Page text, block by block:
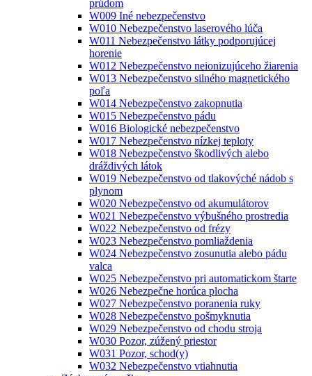
prúdom
W009 Iné nebezpečenstvo
W010 Nebezpečenstvo laserového lúča
W011 Nebezpečenstvo látky podporujúcej
horenie
W012 Nebezpečenstvo neionizujúceho žiarenia
W013 Nebezpečenstvo silného magnetického
poľa
W014 Nebezpečenstvo zakopnutia
W015 Nebezpečenstvo pádu
W016 Biologické nebezpečenstvo
W017 Nebezpečenstvo nízkej teploty
W018 Nebezpečenstvo škodlivých alebo
dráždivých látok
W019 Nebezpečenstvo od tlakovýché nádob s
plynom
W020 Nebezpečenstvo od akumulátorov
W021 Nebezpečenstvo výbušného prostredia
W022 Nebezpečenstvo od frézy
W023 Nebezpečenstvo pomliaždenia
W024 Nebezpečenstvo zosunutia alebo pádu
valca
W025 Nebezpečenstvo pri automatickom štarte
W026 Nebezpečne horúca plocha
W027 Nebezpečenstvo poranenia ruky
W028 Nebezpečenstvo pošmyknutia
W029 Nebezpečenstvo od chodu stroja
W030 Pozor, zúžený priestor
W031 Pozor, schod(y)
W032 Nebezpečenstvo vtiahnutia